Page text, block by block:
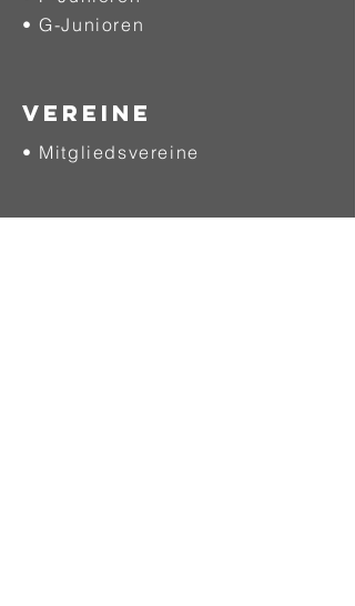
• G-Junioren
VEREINE
• Mitgliedsvereine